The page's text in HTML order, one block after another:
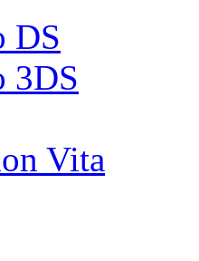
DS
3DS
Vita